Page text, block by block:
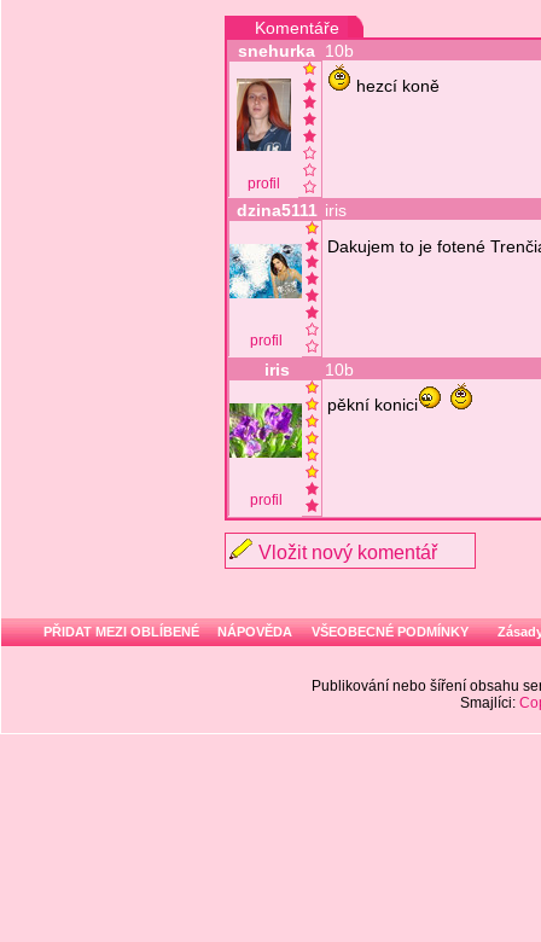
Komentáře
snehurka 10b
profil
hezcí koně
dzina5111 iris
profil
Dakujem to je fotené
iris 10b
profil
pěkní konici
Vložit nový komentář
PŘIDAT MEZI OBLÍBENÉ NÁPOVĚDA VŠEOBECNÉ PODMÍNKY
Publikování nebo šíření obsahu
Smajlíci: